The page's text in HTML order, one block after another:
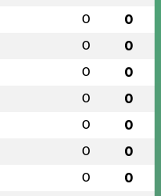
0 0
0 0
0 0
0 0
0 0
0 0
0 0